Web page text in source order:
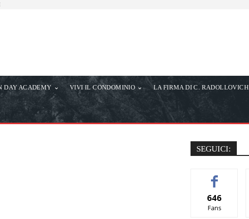
DAY ACADEMY VIVI IL CONDOMINIO LA FIRMA DI C. RADOLLOVICH
SEGUICI:
646
Fans